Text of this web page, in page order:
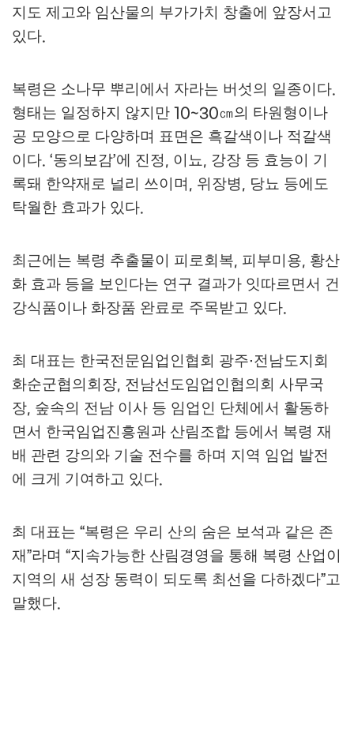
지도 제고와 임산물의 부가가치 창출에 앞장서고
있다.
복령은 소나무 뿌리에서 자라는 버섯의 일종이다.
형태는 일정하지 않지만 10~30㎝의 타원형이나
공 모양으로 다양하며 표면은 흑갈색이나 적갈색
이다. ‘동의보감’에 진정, 이뇨, 강장 등 효능이 기
록돼 한약재로 널리 쓰이며, 위장병, 당뇨 등에도
탁월한 효과가 있다.
최근에는 복령 추출물이 피로회복, 피부미용, 황산
화 효과 등을 보인다는 연구 결과가 잇따르면서 건
강식품이나 화장품 완료로 주목받고 있다.
최 대표는 한국전문임업인협회 광주·전남도지회
화순군협의회장, 전남선도임업인협의회 사무국
장, 숲속의 전남 이사 등 임업인 단체에서 활동하
면서 한국임업진흥원과 산림조합 등에서 복령 재
배 관련 강의와 기술 전수를 하며 지역 임업 발전
에 크게 기여하고 있다.
최 대표는 “복령은 우리 산의 숨은 보석과 같은 존
재”라며 “지속가능한 산림경영을 통해 복령 산업이
지역의 새 성장 동력이 되도록 최선을 다하겠다”고
말했다.